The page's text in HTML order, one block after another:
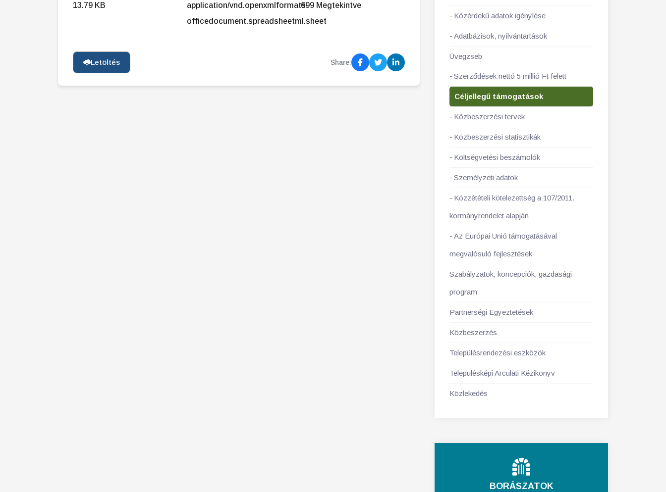
13.79 KB
application/vnd.openxmlformats-
officedocument.spreadsheetml.sheet
699 Megtekintve
Letöltés Share:
Közérdekű adatok igénylése
Adatbázisok, nyilvántartások
Üvegzseb
Szerződések nettó 5 millió Ft felett
Céljellegű támogatások
Közbeszerzési tervek
Közbeszerzési statisztikák
Költségvetési beszámolók
Személyzeti adatok
Közzétételi kötelezettség a 107/2011.
kormányrendelet alapján
Az Európai Unió támogatásával
megvalósuló fejlesztések
Szabályzatok, koncepciók, gazdasági
program
Partnerségi Egyeztetések
Közbeszerzés
Településrendezési eszközök
Településképi Arculati Kézikönyv
Közlekedés
BORÁSZATOK